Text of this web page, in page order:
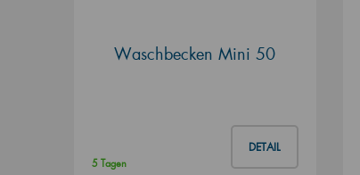
Waschbecken Mini 50
DETAIL
5 Tagen